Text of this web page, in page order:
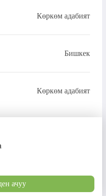
Көркөм адабият
Бишкек
Көркөм адабият
ачуу